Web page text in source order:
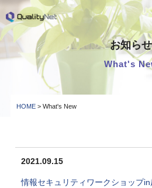
QualityNet
お知らせ
What's
HOME> What's New
2021.09.15
情報セキュリティワークショップ